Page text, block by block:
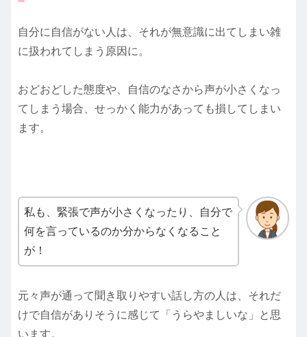
自分に自信がない人は、それが無意識に出てしまい雑
に扱われてしまう原因に。
おどおどした態度や、自信のなさから声が小さくなっ
てしまう場合、せっかく能力があっても損してしまい
ます。
私も、緊張で声が小さくなったり、自分で
何を言っているのか分からなくなること
が！
元々声が通って聞き取りやすい話し方の人は、それだ
けで自信がありそうに感じて「うらやましいな」と思
います。